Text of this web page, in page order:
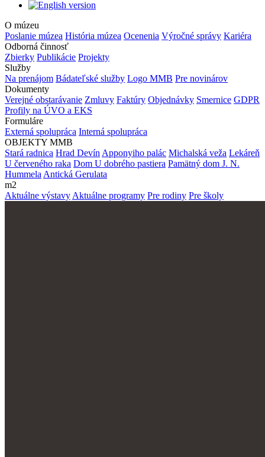
O múzeu
Poslanie múzea História múzea Ocenenia Výročné správy Kariéra
Odborná činnosť
Zbierky Publikácie Projekty
Služby
Na prenájom Bádateľské služby Logo MMB Pre novinárov
Dokumenty
Verejné obstarávanie Zmluvy Faktúry Objednávky Smernice GDPR
Profily na ÚVO a EKS
Formuláre
Externá spolupráca Interná spolupráca
OBJEKTY MMB
Stará radnica Hrad Devín Apponyiho palác Michalská veža Lekáreň
U červeného raka Dom U dobrého pastiera Pamätný dom J. N.
Hummela Antická Gerulata
m2
Aktuálne výstavy Aktuálne programy Pre rodiny Pre školy